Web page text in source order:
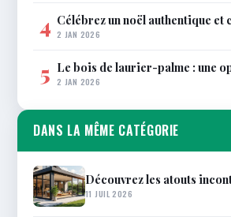
4 Célébrez un noël authentique et
2 JAN 2026
5 Le bois de laurier-palme : une
2 JAN 2026
DANS LA MÊME CATÉGORIE
Découvrez les atouts
11 JUIL 2026